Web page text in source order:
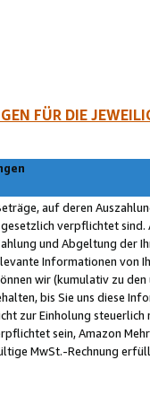
FÜR DIE
auf deren
verpflichtet
und Abgeltung der
Informationen von
wir (kumulativ zu
bis Sie uns diese
zur Einholung
sein, Amazon
MwSt.-Rechnung